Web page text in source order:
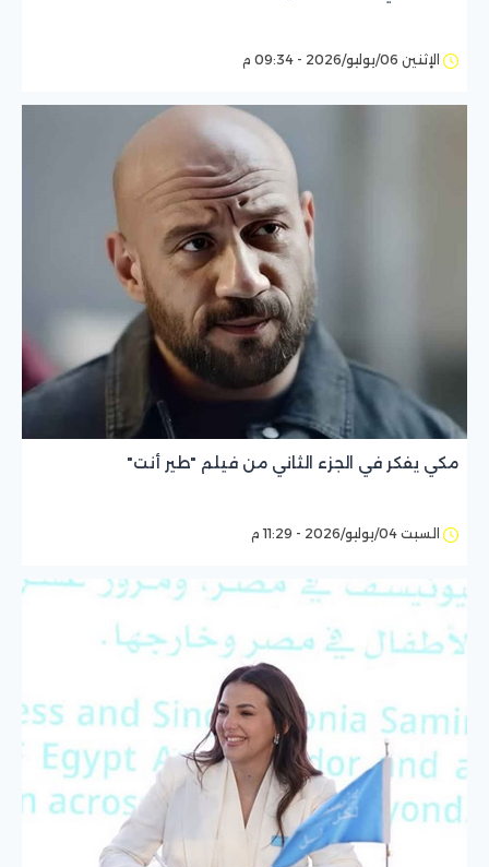
الإثنين 06/يوليو/2026 - 09:34 م
مكي يفكر في الجزء الثاني من فيلم "طير أنت"
السبت 04/يوليو/2026 - 11:29 م